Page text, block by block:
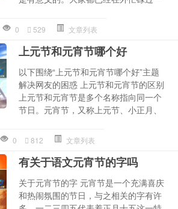
0 529 文章列表
上元节和元宵节哪个好
以下围绕“上元节和元宵节哪个好”主题
解决网友的困惑 上元节和元宵节的区别
上元节和元宵节是多个名称指向同一个
节日。元宵节，又称上元节、小正月、
0 812 文章列表
有关于语文元宵节的字吗
关于元宵节的字 元宵节是一个充满喜庆
和热闹氛围的节日，与之相关的字有许